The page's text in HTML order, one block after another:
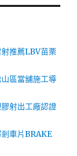
推薦LBV苗栗
區當舖施工導
射出工廠認證
車片BRAKE